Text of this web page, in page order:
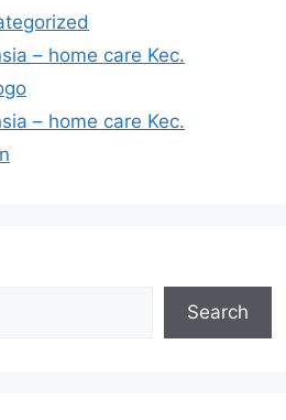
– home care Kec.
– home care Kec.
Search